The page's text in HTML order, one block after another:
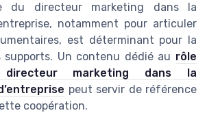
du directeur marketing dans la
notamment pour articuler
est déterminant pour la
supports. Un contenu dédié au rôle
marketing dans la
peut servir de référence
coopération.